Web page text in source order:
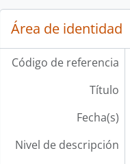
Área de identidad
Código de referencia
Título
Fecha(s)
Nivel de descripción